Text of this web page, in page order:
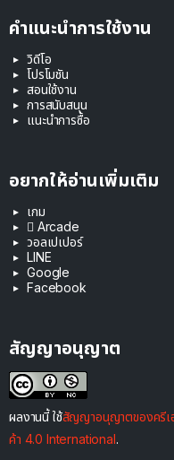
คำแนะนำการใช้งาน
วิดีโอ
โปรโมชัน
สอนใช้งาน
การสนับสนุน
แนะนำการซื้อ
อยากให้อ่านเพิ่มเติม
เกม
 Arcade
วอลเปเปอร์
LINE
Google
Facebook
สัญญาอนุญาต
ผลงานนี้ ใช้สัญญาอนุญาตของครีเ
ค้า 4.0 International.